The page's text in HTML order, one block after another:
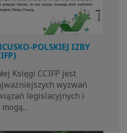
POLSKIEJ IZBY
Księgi CCIFP jest
wyzwań
legislacyjnych i